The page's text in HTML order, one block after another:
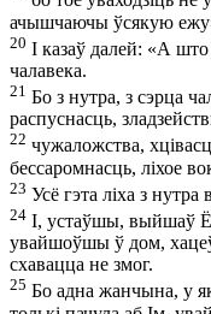
ачышчаючы ўсякую
20 І казаў далей: «А што
чалавека.
21 Бо з нутра, з сэрца
распуснасць,
22 чужаложства,
бессаромнасць, ліхое
23 Усё гэта ліха з нутра
24 І, устаўшы, выйшаў
увайшоўшы ў дом,
схавацца не змог.
25 Бо адна жанчына, у